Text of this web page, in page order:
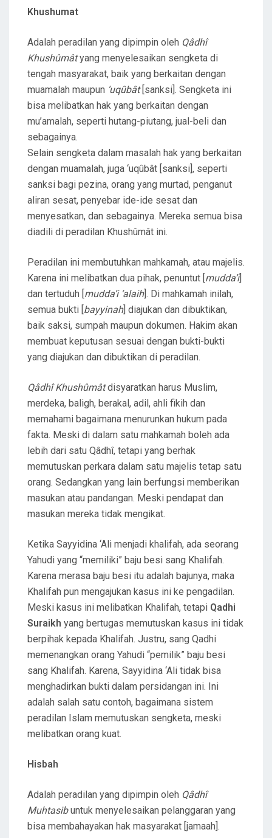
Khushumat
Adalah peradilan yang dipimpin oleh Qâdhî
Khushûmâtyang menyelesaikan sengketa di
tengah masyarakat, baik yang berkaitan dengan
muamalah maupun ‘uqûbât[sanksi]. Sengketa ini
bisa melibatkan hak yang berkaitan dengan
mu’amalah, seperti hutang-piutang, jual-beli dan
sebagainya.
Selain sengketa dalam masalah hak yang berkaitan
dengan muamalah, juga ‘uqûbât [sanksi], seperti
sanksi bagi pezina, orang yang murtad, penganut
aliran sesat, penyebar ide-ide sesat dan
menyesatkan, dan sebagainya. Mereka semua bisa
diadili di peradilan Khushûmât ini.
Peradilan ini membutuhkan mahkamah, atau majelis.
Karena ini melibatkan dua pihak, penuntut [mudda’i]
dan tertuduh [mudda’i ‘alaih]. Di mahkamah inilah,
semua bukti [bayyinah] diajukan dan dibuktikan,
baik saksi, sumpah maupun dokumen. Hakim akan
membuat keputusan sesuai dengan bukti-bukti
yang diajukan dan dibuktikan di peradilan.
Qâdhî Khushûmâtdisyaratkan harus Muslim,
merdeka, baligh, berakal, adil, ahli fikih dan
memahami bagaimana menurunkan hukum pada
fakta. Meski di dalam satu mahkamah boleh ada
lebih dari satu Qâdhî, tetapi yang berhak
memutuskan perkara dalam satu majelis tetap satu
orang. Sedangkan yang lain berfungsi memberikan
masukan atau pandangan. Meski pendapat dan
masukan mereka tidak mengikat.
Ketika Sayyidina ‘Ali menjadi khalifah, ada seorang
Yahudi yang “memiliki” baju besi sang Khalifah.
Karena merasa baju besi itu adalah bajunya, maka
Khalifah pun mengajukan kasus ini ke pengadilan.
Meski kasus ini melibatkan Khalifah, tetapi Qadhi
Suraikh yang bertugas memutuskan kasus ini tidak
berpihak kepada Khalifah. Justru, sang Qadhi
memenangkan orang Yahudi “pemilik” baju besi
sang Khalifah. Karena, Sayyidina ‘Ali tidak bisa
menghadirkan bukti dalam persidangan ini. Ini
adalah salah satu contoh, bagaimana sistem
peradilan Islam memutuskan sengketa, meski
melibatkan orang kuat.
Hisbah
Adalah peradilan yang dipimpin oleh Qâdhî
Muhtasibuntuk menyelesaikan pelanggaran yang
bisa membahayakan hak masyarakat [jamaah].